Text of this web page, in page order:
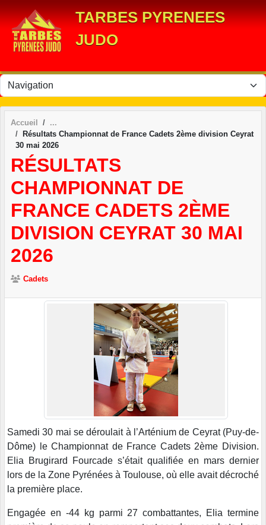
TARBES PYRENEES
JUDO
Accueil
Résultats Championnat de France Cadets 2ème division Ceyrat
30 mai 2026
RÉSULTATS
CHAMPIONNAT DE
FRANCE CADETS 2ÈME
DIVISION CEYRAT 30 MAI
2026
Cadets
Samedi 30 mai se déroulait à l’Arténium de Ceyrat (Puy-de-
Dôme) le Championnat de France Cadets 2ème Division.
Elia Brugirard Fourcade s’était qualifiée en mars dernier
lors de la Zone Pyrénées à Toulouse, où elle avait décroché
la première place.
Engagée en -44 kg parmi 27 combattantes, Elia termine
Panneau de gestion des cookies